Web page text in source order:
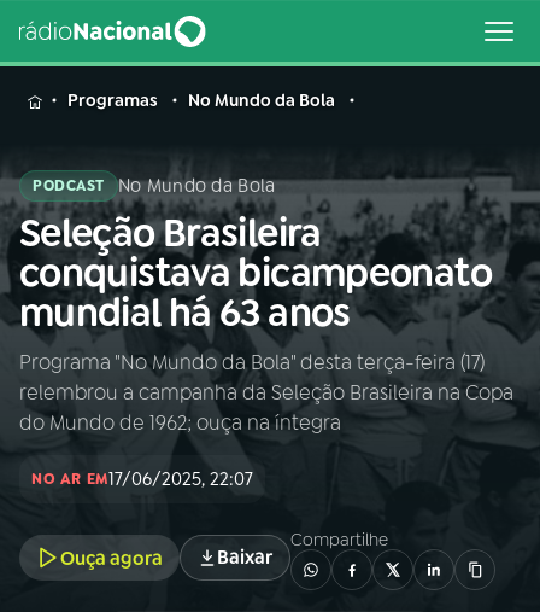
MENU
Buscar
na
Rádio
Nacional
Buscar
AO VIVO
Programas No Mundo da Bola
PODCAST No Mundo da Bola
Seleção Brasileira
conquistava bicampeonato
mundial há 63 anos
Programa "No Mundo da Bola" desta terça-feira (17)
relembrou a campanha da Seleção Brasileira na Copa
do Mundo de 1962; ouça na íntegra
NO AR EM17/06/2025, 22:07
Ouça agora Baixar
Compartilhe